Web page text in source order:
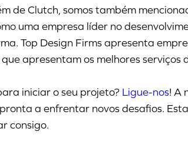
de Clutch, somos também
uma empresa líder no
Top Design Firms apresenta
apresentam os melhores serviços
iniciar o seu projeto? Ligue-nos! A
a enfrentar novos desafios.
consigo.